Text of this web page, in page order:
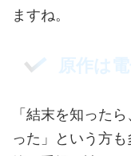
ますね。
原作は
「結末を知った
った」という方